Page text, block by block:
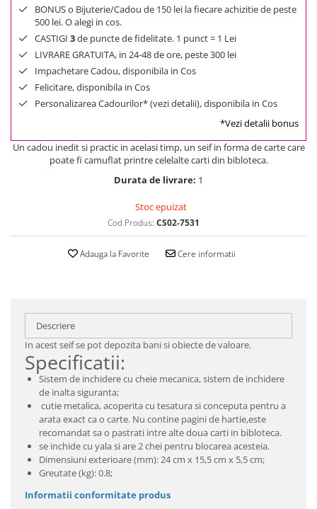
BONUS o Bijuterie/Cadou de 150 lei la fiecare achizitie de peste
500 lei. O alegi in cos.
CASTIGI 3de puncte de fidelitate. 1 punct = 1 Lei
LIVRARE GRATUITA, in 24-48 de ore, peste 300 lei
Impachetare Cadou, disponibila in Cos
Felicitare, disponibila in Cos
Personalizarea Cadourilor* (vezi detalii), disponibila in Cos
*Vezi detalii bonus
Un cadou inedit si practic in acelasi timp, un seif in forma de carte care
poate fi camuflat printre celelalte carti din bibloteca.
Durata de livrare: 1
Stoc epuizat
Cod Produs: CS02-7531
Adauga la Favorite Cere informatii
Descriere
In acest seif se pot depozita bani si obiecte de valoare.
Specificatii:
Sistem de inchidere cu cheie mecanica, sistem de inchidere
de inalta siguranta;
cutie metalica, acoperita cu tesatura si conceputa pentru a
arata exact ca o carte. Nu contine pagini de hartie,este
recomandat sa o pastrati intre alte doua carti in bibloteca.
se inchide cu yala si are 2 chei pentru blocarea acesteia.
Dimensiuni exterioare (mm): 24 cm x 15,5 cm x 5,5 cm;
Greutate (kg): 0.8;
Informatii conformitate produs